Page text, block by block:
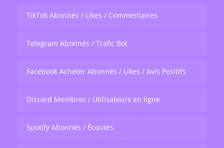
TikTok Abonnés / Likes / Commentaires
Telegram Abonnés / Trafic Bot
Facebook Acheter Abonnés / Likes / Avis Positifs
Discord Membres / Utilisateurs en ligne
Spotify Abonnés / Écoutes